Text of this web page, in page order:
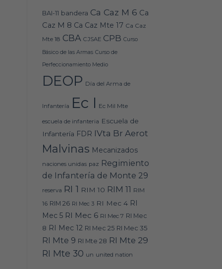
BAI-11 bandera Ca Caz M 6 Ca
Caz M 8 Ca Caz Mte 17 Ca Caz
Mte 18 CBA CJSAE CPB Curso
Básico de las Armas Curso de
Perfeccionamiento Medio
DEOP Día del Arma de
Infantería Ec I Ec Mil Mte
escuela de infanteria Escuela de
Infantería FDR IVta Br Aerot
Malvinas Mecanizados
naciones unidas paz Regimiento
de Infantería de Monte 29
reserva RI 1 RIM 10 RIM 11 RIM
16 RIM 26 RI Mec 3 RI Mec 4 RI
Mec 5 RI Mec 6 RI Mec 7 RI Mec
8 RI Mec 12 RI Mec 25 RI Mec 35
RI Mte 9 RI Mte 28 RI Mte 29
RI Mte 30 un united nation